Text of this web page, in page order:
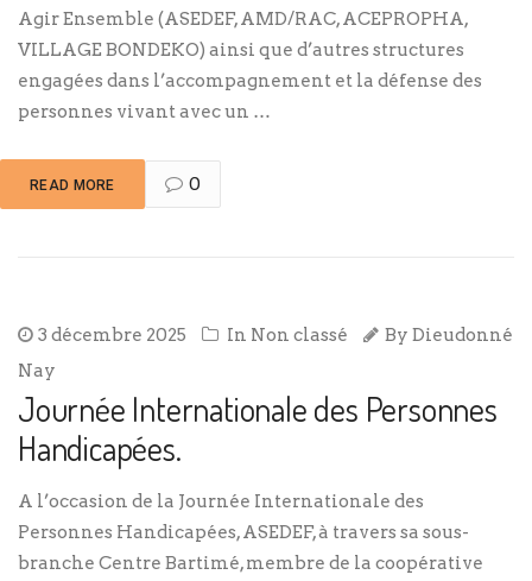
Agir Ensemble (ASEDEF, AMD/RAC, ACEPROPHA,
VILLAGE BONDEKO) ainsi que d’autres structures
engagées dans l’accompagnement et la défense des
personnes vivant avec un …
READ MORE 0
3 décembre 2025 In Non classé By Dieudonné
Nay
Journée Internationale des Personnes
Handicapées.
A l’occasion de la Journée Internationale des
Personnes Handicapées, ASEDEF, à travers sa sous-
branche Centre Bartimé, membre de la coopérative